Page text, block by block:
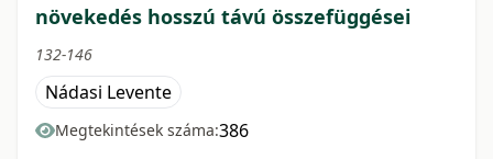
növekedés hosszú távú összefüggései
132-146
Nádasi Levente
Megtekintések száma:386